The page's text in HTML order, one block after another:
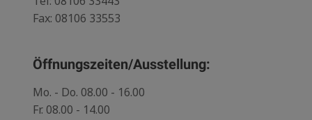
Fax: 08106 33553
Öffnungszeiten/Ausstellung:
Mo. - Do. 08.00 - 16.00
Fr. 08.00 - 14.00